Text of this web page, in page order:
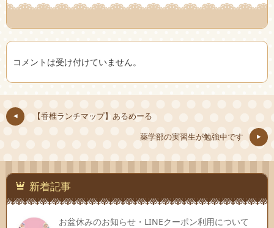
コメントは受け付けていません。
【香椎ランチマップ】あるめーる
薬学部の実習生が勉強中です
新着記事
お盆休みのお知らせ・LINEクーポン利用について